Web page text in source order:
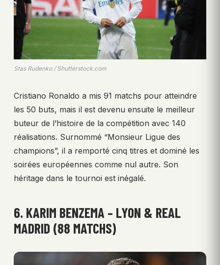
Stas Rudenko / Shutterstock.com
Cristiano Ronaldo a mis 91 matchs pour atteindre
les 50 buts, mais il est devenu ensuite le meilleur
buteur de l’histoire de la compétition avec 140
réalisations. Surnommé “Monsieur Ligue des
champions”, il a remporté cinq titres et dominé les
soirées européennes comme nul autre. Son
héritage dans le tournoi est inégalé.
6. KARIM BENZEMA – LYON & REAL
MADRID (88 MATCHS)